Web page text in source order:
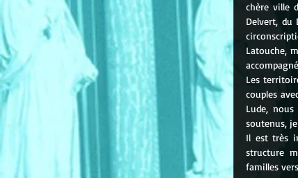
chère ville
Delvert, du
Latouche,
Les
couples
Lude,
soutenus,
Il est très
structure
familles